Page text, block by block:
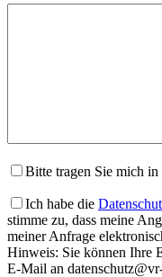
Bitte tragen Sie mich
Ich habe die
stimme zu, dass meine
meiner Anfrage
Hinweis: Sie können Ihre
E-Mail an